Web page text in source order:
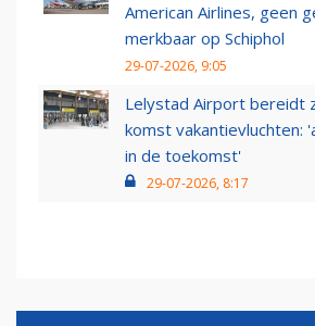
American Airlines, geen
merkbaar op Schiphol
29-07-2026, 9:05
Lelystad Airport bereidt
komst vakantievluchten:
in de toekomst'
29-07-2026, 8:17